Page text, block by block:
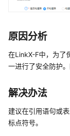
据
模
引
用
指
南
原因分析
在LinkX-F中，为了
一进行了安全防护
解决办法
建议在引用语句或
标点符号。